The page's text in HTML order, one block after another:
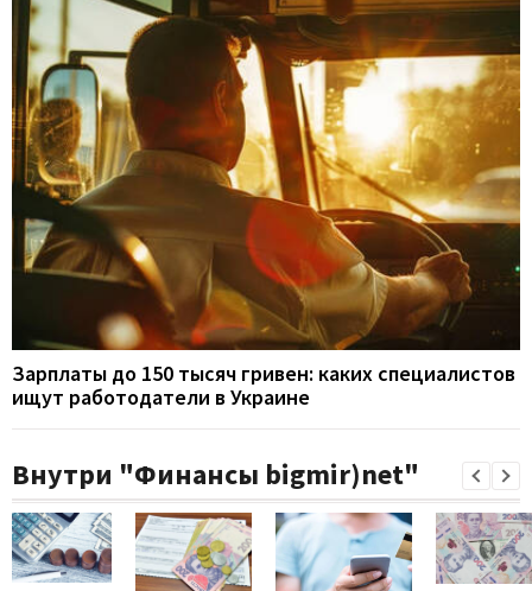
Зарплаты до 150 тысяч гривен: каких специалистов
ищут работодатели в Украине
Внутри "Финансы bigmir)net"